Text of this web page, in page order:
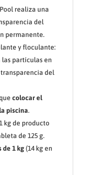
realiza una
del
permanente.
y floculante:
partículas en
del
colocar el
piscina.
kg de producto
de 125 g.
de 1 kg(14 kg en